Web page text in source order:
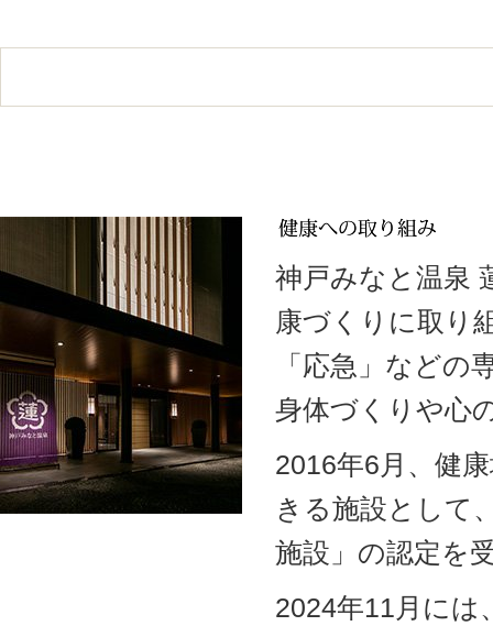
神戸みなと温泉
康づくりに取り
「応急」など
身体づくりや心
2016年6月、健
きる施設として
施設」の認定を
2024年11月には